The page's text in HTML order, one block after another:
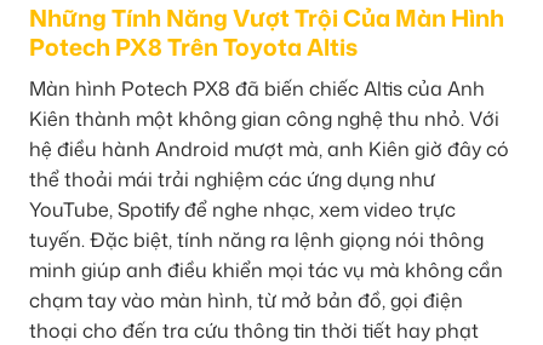
Những Tính Năng Vượt Trội Của Màn Hình
Potech PX8 Trên Toyota Altis
Màn hình Potech PX8 đã biến chiếc Altis của Anh
Kiên thành một không gian công nghệ thu nhỏ. Với
hệ điều hành Android mượt mà, anh Kiên giờ đây có
thể thoải mái trải nghiệm các ứng dụng như
YouTube, Spotify để nghe nhạc, xem video trực
tuyến. Đặc biệt, tính năng ra lệnh giọng nói thông
minh giúp anh điều khiển mọi tác vụ mà không cần
chạm tay vào màn hình, từ mở bản đồ, gọi điện
thoại cho đến tra cứu thông tin thời tiết hay phạt